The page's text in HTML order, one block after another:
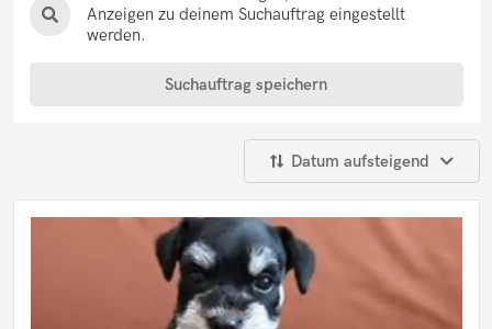
Border Terrier
Boston Terrier
Anzeigen zu deinem Suchauftrag eingestellt
werden.
Suchauftrag speichern
Datum aufsteigend